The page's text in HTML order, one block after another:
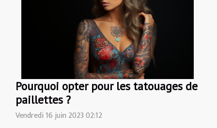
Pourquoi opter pour les tatouages de
paillettes ?
Vendredi 16 juin 2023 02:12